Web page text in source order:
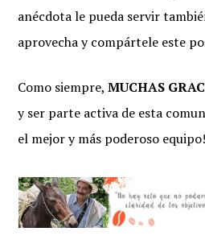
anécdota le pueda servir
aprovecha y compártele este
Como siempre,MUCHAS
y ser parte activa de esta
el mejor y más poderoso equipo!